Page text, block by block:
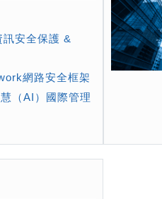
安全保護 &
網路安全框架
（AI）國際管理